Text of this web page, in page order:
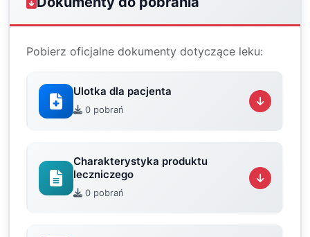
Pobierz oficjalne dokumenty dotyczące leku:
Ulotka dla pacjenta
0 pobrań
Charakterystyka produktu
leczniczego
0 pobrań